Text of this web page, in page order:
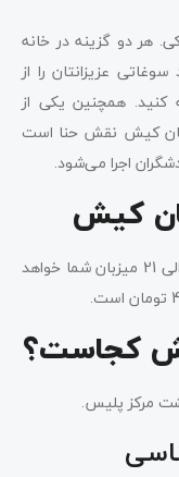
هر دو گزینه در خانه
عزیزانتان را از
کنید. همچنین یکی از
کیش نقش حنا است
اجرا می‌شود.
کیش
خانه مردم شناسی کیش هر روز از ساعت 16 الی 21 میزبان شما خواهد
کجاست؟
مرکز پلیس.